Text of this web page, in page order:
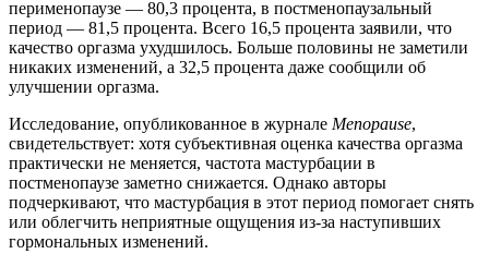
перименопаузе — 80,3 процента, в постменопаузальный
период — 81,5 процента. Всего 16,5 процента заявили, что
качество оргазма ухудшилось. Больше половины не заметили
никаких изменений, а 32,5 процента даже сообщили об
улучшении оргазма.
Исследование, опубликованное в журнале Menopause,
свидетельствует: хотя субъективная оценка качества оргазма
практически не меняется, частота мастурбации в
постменопаузе заметно снижается. Однако авторы
подчеркивают, что мастурбация в этот период помогает снять
или облегчить неприятные ощущения из-за наступивших
гормональных изменений.